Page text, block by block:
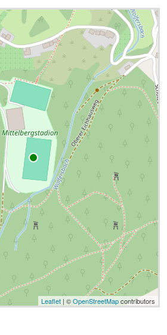
Leaflet | ©OpenStreetMapcontributors